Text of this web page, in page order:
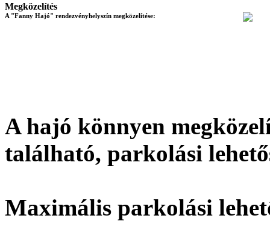
Megközelítés
A "Fanny Hajó" rendezvényhelyszín megközelítése:
A hajó könnyen
található, parkolási
Maximális parkolási